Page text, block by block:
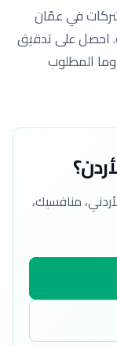
في عمّان
احصل على تدقيق
وما المطلوب
الأردني، منافسيك،